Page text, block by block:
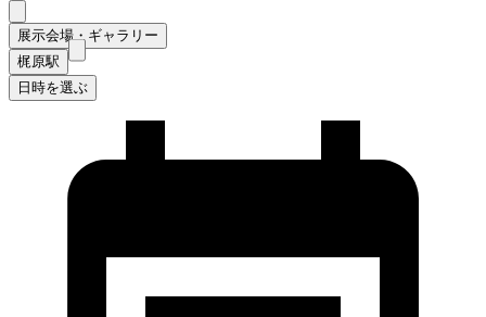
展示会場・ギャラリー
梶原駅
日時を選ぶ